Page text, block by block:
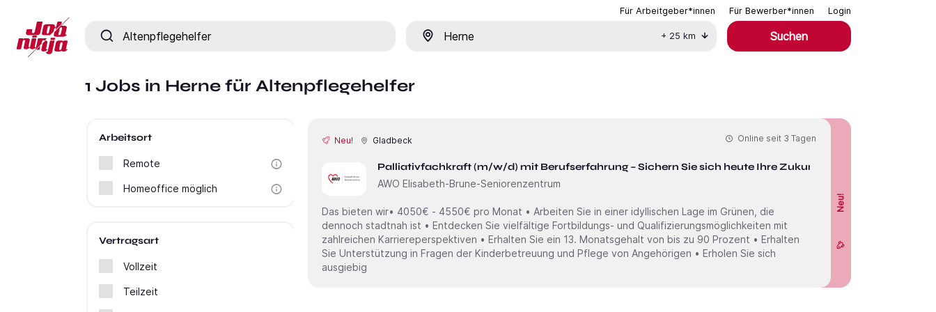
Für Arbeitgeber*innen Für Bewerber*innen Login
Jobtitel, Fähigkeit oder Firma
+ 25 km Suchen
1 Jobs in Herne für Altenpflegehelfer
Neu! Gladbeck
Palliativfachkraft (m/w/d) mit Berufserfahrung – Sichern Sie sich heute Ihre Zukunft!
AWO Elisabeth-Brune-Seniorenzentrum
Neu!
Online seit 3 Tagen
Das bieten wir• 4050€ - 4550€ pro Monat • Arbeiten Sie in einer idyllischen Lage im Grünen, die
dennoch stadtnah ist • Entdecken Sie vielfältige Fortbildungs- und Qualifizierungsmöglichkeiten mit
zahlreichen Karriereperspektiven • Erhalten Sie ein 13. Monatsgehalt von bis zu 90 Prozent • Erhalten
Sie Unterstützung in Fragen der Kinderbetreuung und Pflege von Angehörigen • Erholen Sie sich
ausgiebig
Arbeitsort
Remote
Homeoffice möglich
Vertragsart
Vollzeit
Teilzeit